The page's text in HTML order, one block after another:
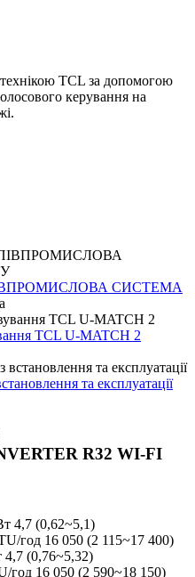
TCL за допомогою
керування на
СИСТЕМА
TCL U-MATCH 2
та експлуатації
R32 WI-FI
4,7 (0,62~5,1)
год 16 050 (2 115~17 400)
4,7 (0,76~5,32)
год 16 050 (2 590~18 150)